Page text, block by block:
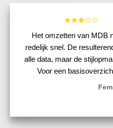
Het omzetten van MDB
redelijk snel. De
alle data, maar de
Voor een